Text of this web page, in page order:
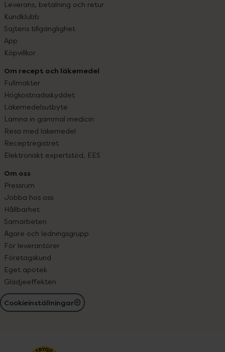
Leverans, betalning och retur
Kundklubb
Sajtens tillgänglighet
App
Köpvillkor
Om recept och läkemedel
Fullmakter
Högkostnadsskyddet
Läkemedelsutbyte
Lämna in gammal medicin
Resa med läkemedel
Receptregistret
Elektroniskt expertstöd, EES
Om oss
Pressrum
Jobba hos oss
Hållbarhet
Samarbeten
Ägare och ledningsgrupp
För leverantörer
Företagskund
Eget apotek
Glädjeeffekten
Cookieinställningar